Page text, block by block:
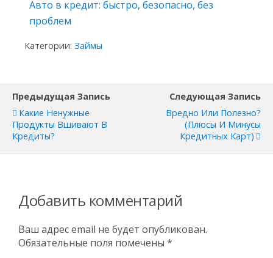
Авто в кредит: быстро, безопасно, без
проблем
Категории: Займы
Предыдущая Запись
Какие Ненужные
Продукты Вшивают В
Кредиты?
Следующая Запись
Вредно Или Полезно?
(плюсы И Минусы
Кредитных Карт)
Добавить комментарий
Ваш адрес email не будет опубликован.
Обязательные поля помечены *